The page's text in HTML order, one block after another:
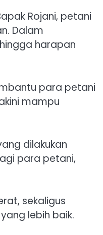
Rojani, petani
Dalam
harapan
para petani
mampu
dilakukan
para petani,
sekaligus
lebih baik.